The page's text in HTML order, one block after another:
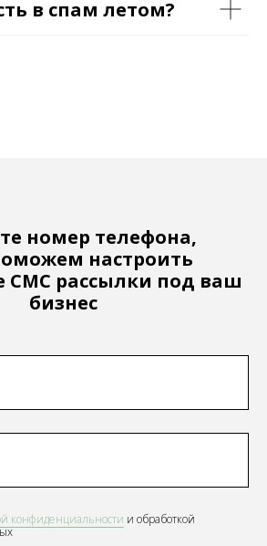
в спам летом?
номер телефона,
настроить
рассылки под ваш
бизнес
конфиденциальности и обработкой